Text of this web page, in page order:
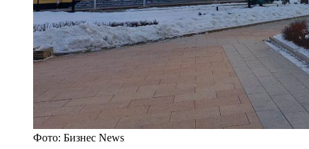
Фото: Бизнес News